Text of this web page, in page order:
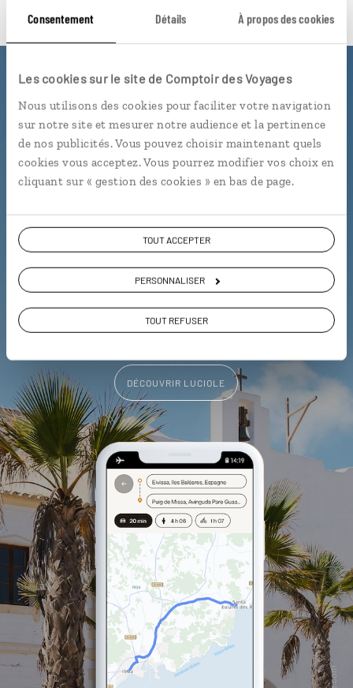
Consentement Détails À propos des cookies
Les cookies sur le site de Comptoir des Voyages
Nous utilisons des cookies pour faciliter votre navigation
sur notre site et mesurer notre audience et la pertinence
de nos publicités. Vous pouvez choisir maintenant quels
cookies vous acceptez. Vous pourrez modifier vos choix en
cliquant sur « gestion des cookies » en bas de page.
TOUT ACCEPTER
PERSONNALISER
TOUT REFUSER
Luciole,
l'appli qui vous guide dans les
Îles Baléares
L’itinéraire vers votre villa en 1
Notre sélection de bars àtapas
géolocalisées
L'album souvenirs à composer
DÉCOUVRIR LUCIOLE